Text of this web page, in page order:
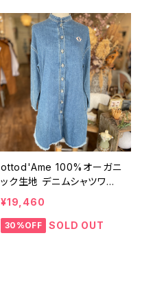
ottod'Ame 100%オーガニ
ック生地 デニムシャツワン
ピース
¥19,460
30%OFF SOLD OUT